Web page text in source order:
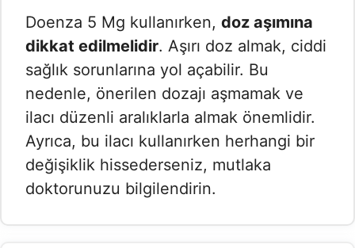
Doenza 5 Mg kullanırken, doz aşımına
dikkat edilmelidir. Aşırı doz almak, ciddi
sağlık sorunlarına yol açabilir. Bu
nedenle, önerilen dozajı aşmamak ve
ilacı düzenli aralıklarla almak önemlidir.
Ayrıca, bu ilacı kullanırken herhangi bir
değişiklik hissederseniz, mutlaka
doktorunuzu bilgilendirin.